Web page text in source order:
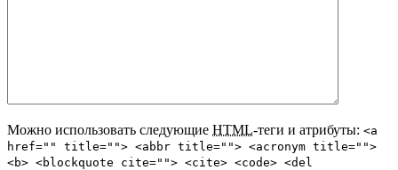
Можно использовать следующие HTML-теги и атрибуты: <a
href="" title=""> <abbr title=""> <acronym title="">
<b> <blockquote cite=""> <cite> <code> <del